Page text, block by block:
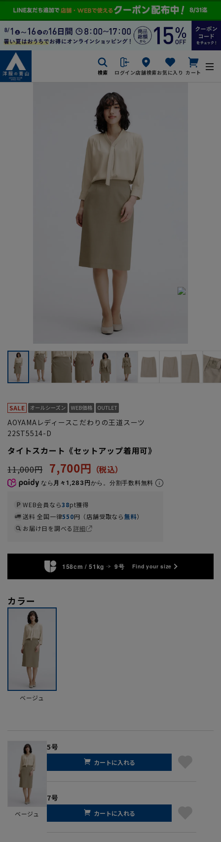
検索 ログイン店舗検索お気に入り カート
AOYAMAレディースこだわりの王道スーツ
22ST5514-D
タイトスカート《セットアップ着用可》
11,000円
7,700円
なら 月々1,283円から。分割手数料無料
WEB会員なら38pt獲得
送料 全国一律550円（店舗受取なら無料）
お届け日を調べる詳細
158cm / 51kg 9号 Find your size
カラー
ベージュ
ベージュ
5号
カートに入れる
7号
カートに入れる